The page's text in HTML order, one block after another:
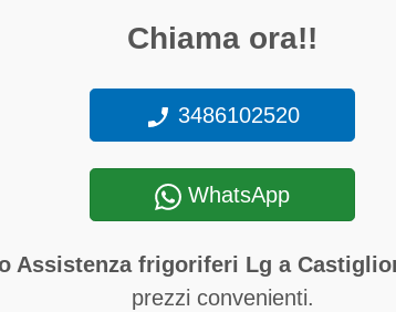
Chiama ora!!
3486102520
WhatsApp
Assistenza frigoriferi Lg a
prezzi convenienti.